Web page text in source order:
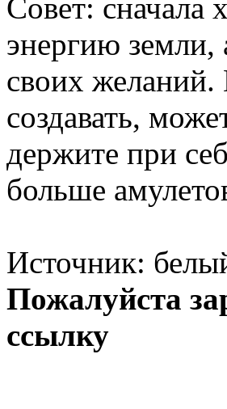
Совет: сначала
энергию земли,
своих желаний.
создавать,
держите при
больше
Источник:
Пожалуйста
ссылку